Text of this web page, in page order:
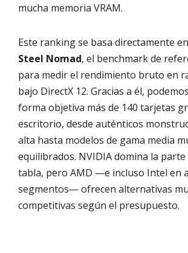
mucha memoria VRAM.
Este ranking se basa directamente en
Steel Nomad, el benchmark de
para medir el rendimiento bruto en
bajo DirectX 12. Gracias a él,
forma objetiva más de 140 tarjetas
escritorio, desde auténticos
alta hasta modelos de gama media
equilibrados. NVIDIA domina la parte
tabla, pero AMD —e incluso Intel en
segmentos— ofrecen alternativas
competitivas según el presupuesto.